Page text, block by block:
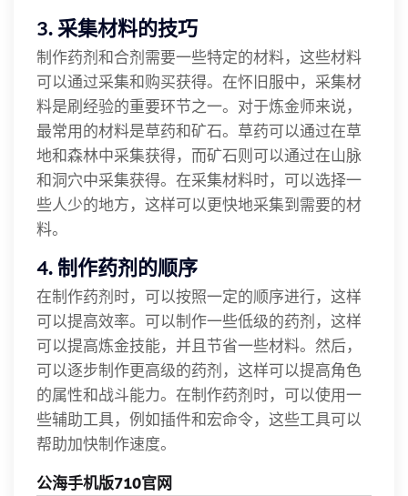
3. 采集材料的技巧
制作药剂和合剂需要一些特定的材料，这些材料
可以通过采集和购买获得。在怀旧服中，采集材
料是刷经验的重要环节之一。对于炼金师来说，
最常用的材料是草药和矿石。草药可以通过在草
地和森林中采集获得，而矿石则可以通过在山脉
和洞穴中采集获得。在采集材料时，可以选择一
些人少的地方，这样可以更快地采集到需要的材
料。
4. 制作药剂的顺序
在制作药剂时，可以按照一定的顺序进行，这样
可以提高效率。可以制作一些低级的药剂，这样
可以提高炼金技能，并且节省一些材料。然后，
可以逐步制作更高级的药剂，这样可以提高角色
的属性和战斗能力。在制作药剂时，可以使用一
些辅助工具，例如插件和宏命令，这些工具可以
帮助加快制作速度。
公海手机版710官网